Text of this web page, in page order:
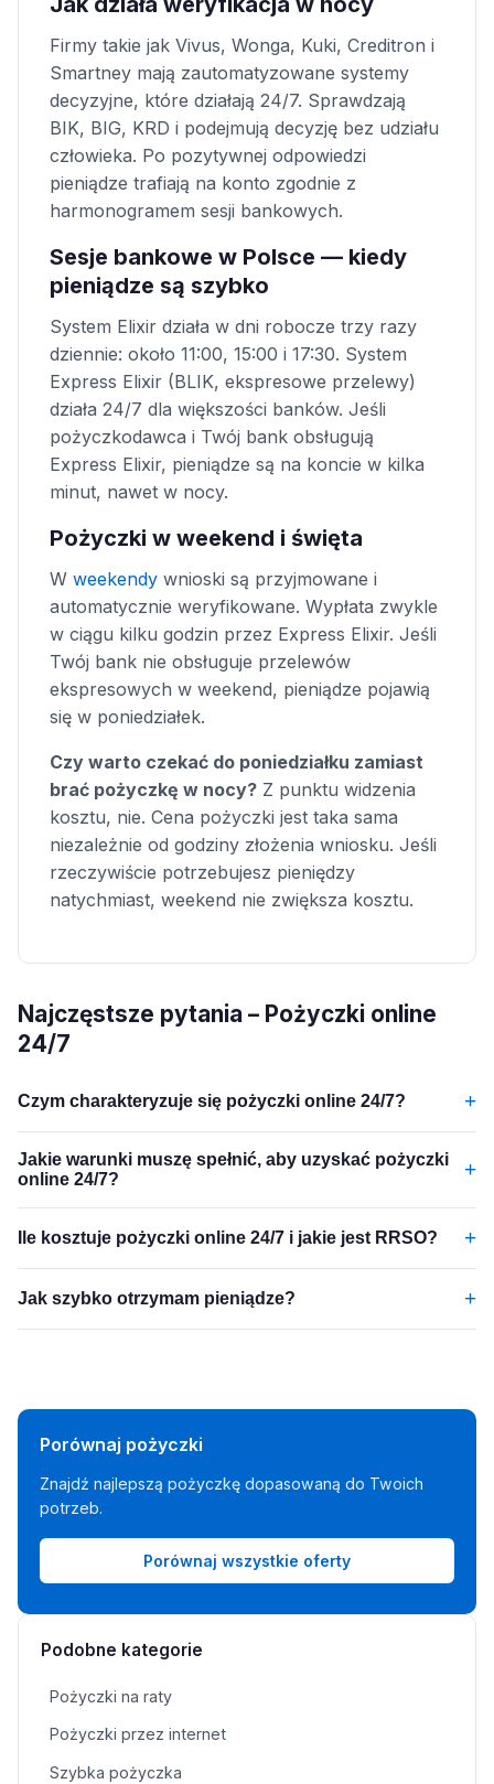
Firmy takie jak Vivus, Wonga, Kuki, Creditron i
Smartney mają zautomatyzowane systemy
decyzyjne, które działają 24/7. Sprawdzają
BIK, BIG, KRD i podejmują decyzję bez udziału
człowieka. Po pozytywnej odpowiedzi
pieniądze trafiają na konto zgodnie z
harmonogramem sesji bankowych.
Sesje bankowe w Polsce — kiedy
pieniądze są szybko
System Elixir działa w dni robocze trzy razy
dziennie: około 11:00, 15:00 i 17:30. System
Express Elixir (BLIK, ekspresowe przelewy)
działa 24/7 dla większości banków. Jeśli
pożyczkodawca i Twój bank obsługują
Express Elixir, pieniądze są na koncie w kilka
minut, nawet w nocy.
Pożyczki w weekend i święta
W weekendy wnioski są przyjmowane i
automatycznie weryfikowane. Wypłata zwykle
w ciągu kilku godzin przez Express Elixir. Jeśli
Twój bank nie obsługuje przelewów
ekspresowych w weekend, pieniądze pojawią
się w poniedziałek.
Czy warto czekać do poniedziałku zamiast
brać pożyczkę w nocy? Z punktu widzenia
kosztu, nie. Cena pożyczki jest taka sama
niezależnie od godziny złożenia wniosku. Jeśli
rzeczywiście potrzebujesz pieniędzy
natychmiast, weekend nie zwiększa kosztu.
Najczęstsze pytania – Pożyczki online
24/7
Czym charakteryzuje się pożyczki online 24/7? +
Jakie warunki muszę spełnić, aby uzyskać pożyczki
online 24/7?
+
Ile kosztuje pożyczki online 24/7 i jakie jest RRSO? +
Jak szybko otrzymam pieniądze? +
Porównaj pożyczki
Znajdź najlepszą pożyczkę dopasowaną do Twoich
potrzeb.
Porównaj wszystkie oferty
Podobne kategorie
Pożyczki na raty
Pożyczki przez internet
Szybka pożyczka